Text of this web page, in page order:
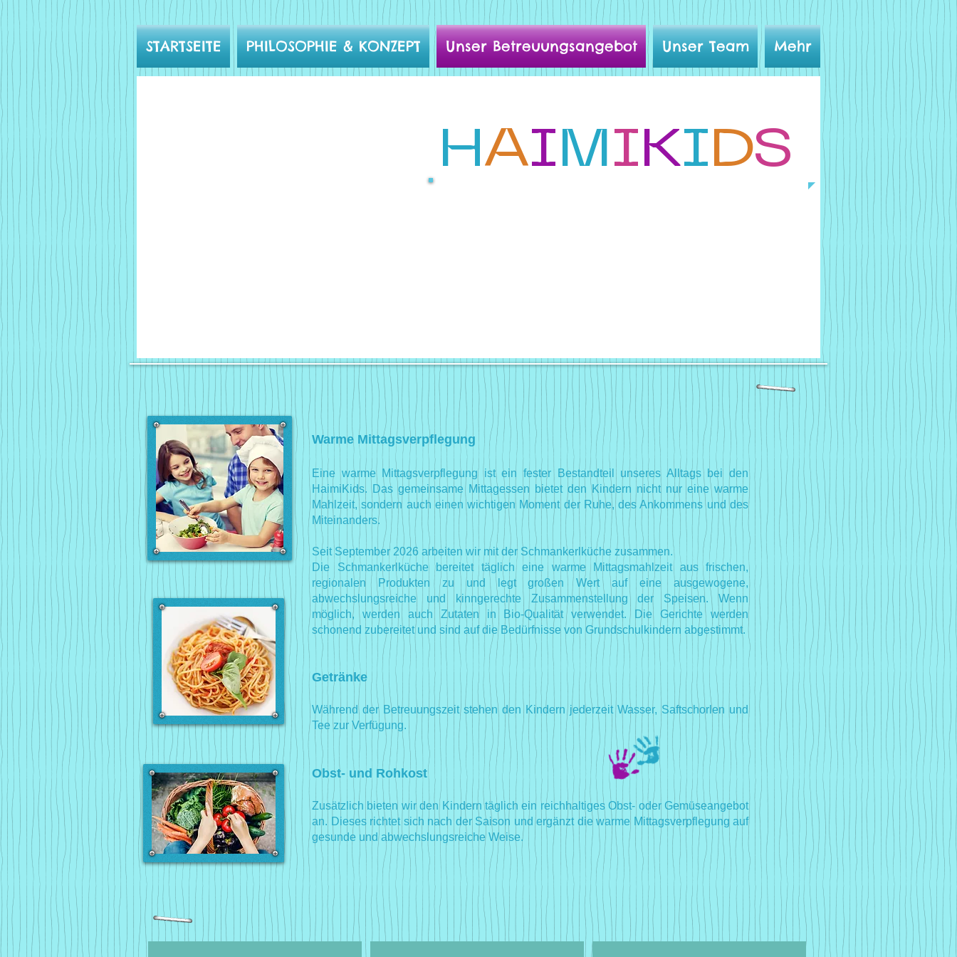
STARTSEITE PHILOSOPHIE & KONZEPT Unser Betreuungsangebot Unser Team Mehr
HAIMIKIDS
Warme Mittagsverpflegung
Eine warme Mittagsverpflegung ist ein fester Bestandteil unseres Alltags bei den
HaimiKids. Das gemeinsame Mittagessen bietet den Kindern nicht nur eine warme
Mahlzeit, sondern auch einen wichtigen Moment der Ruhe, des Ankommens und des
Miteinanders.
Seit September 2026 arbeiten wir mit der Schmankerlküche zusammen.
Die Schmankerlküche bereitet täglich eine warme Mittagsmahlzeit aus frischen,
regionalen Produkten zu und legt großen Wert auf eine ausgewogene,
abwechslungsreiche und kinngerechte Zusammenstellung der Speisen. Wenn
möglich, werden auch Zutaten in Bio-Qualität verwendet. Die Gerichte werden
schonend zubereitet und sind auf die Bedürfnisse von Grundschulkindern abgestimmt.
Getränke
Während der Betreuungszeit stehen den Kindern jederzeit Wasser, Saftschorlen und
Tee zur Verfügung.
Obst- und Rohkost
Zusätzlich bieten wir den Kindern täglich ein reichhaltiges Obst- oder Gemüseangebot
an. Dieses richtet sich nach der Saison und ergänzt die warme Mittagsverpflegung auf
gesunde und abwechslungsreiche Weise.